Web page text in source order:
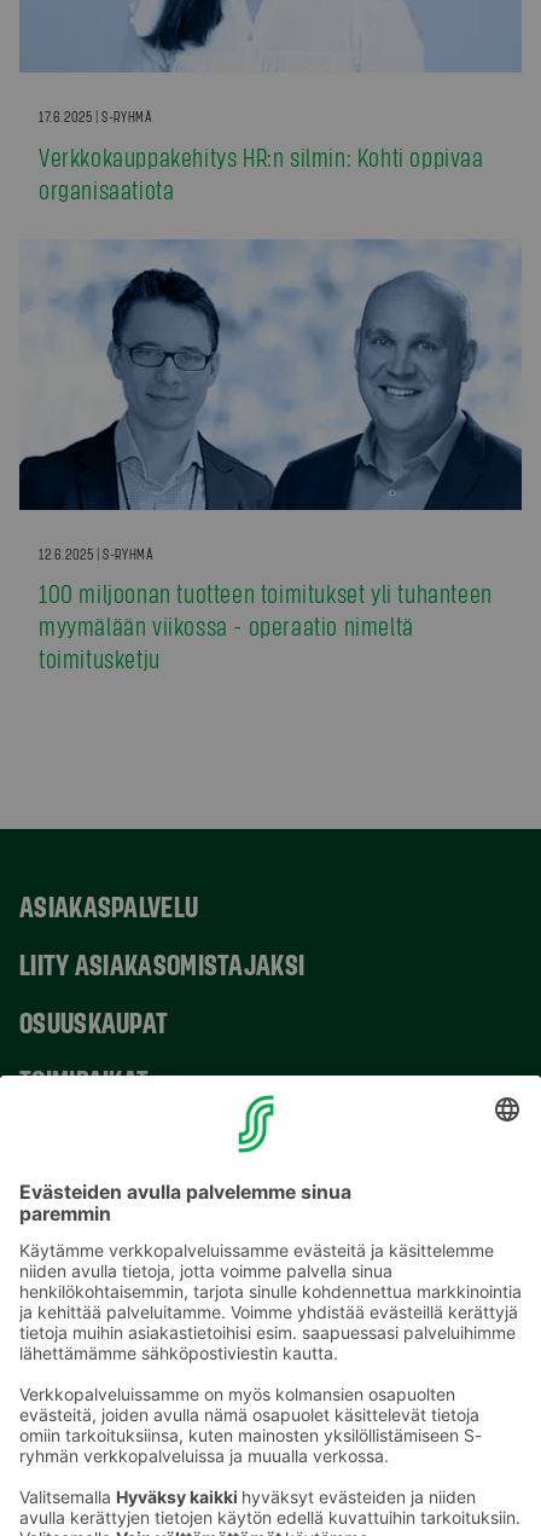
17.6.2025 | S-RYHMÄ
Verkkokauppakehitys HR:n silmin: Kohti oppivaa
organisaatiota
12.6.2025 | S-RYHMÄ
100 miljoonan tuotteen toimitukset yli tuhanteen
myymälään viikossa - operaatio nimeltä
toimitusketju
ASIAKASPALVELU
LIITY ASIAKASOMISTAJAKSI
OSUUSKAUPAT
TOIMIPAIKAT
Sähköpostiosoitteet S-ryhmässä ovat muotoa
etunimi.sukunimi@sok.fi
Seuraa meitä: